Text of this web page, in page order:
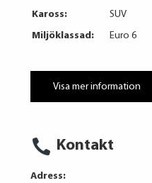
Kaross:
SUV
Miljöklassad:
Euro 6
Visa mer information
Kontakt
Adress: